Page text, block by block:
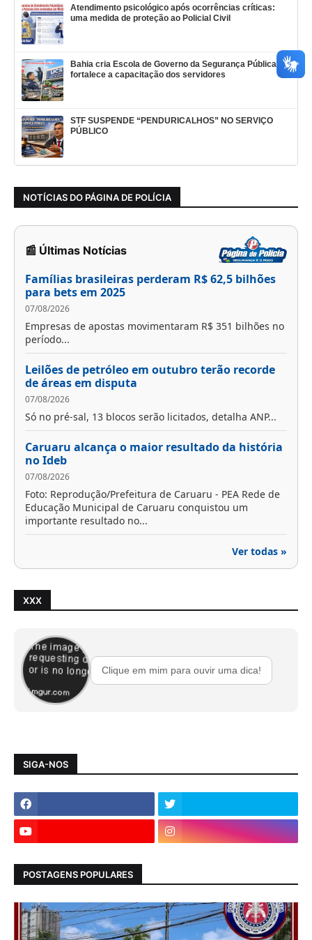
Atendimento psicológico após ocorrências críticas:
uma medida de proteção ao Policial Civil
Bahia cria Escola de Governo da Segurança Pública e
fortalece a capacitação dos servidores
STF SUSPENDE “PENDURICALHOS” NO SERVIÇO
PÚBLICO
NOTÍCIAS DO PÁGINA DE POLÍCIA
📰 Últimas Notícias
Famílias brasileiras perderam R$ 62,5 bilhões
para bets em 2025
07/08/2026
Empresas de apostas movimentaram R$ 351 bilhões no
período...
Leilões de petróleo em outubro terão recorde
de áreas em disputa
07/08/2026
Só no pré-sal, 13 blocos serão licitados, detalha ANP...
Caruaru alcança o maior resultado da história
no Ideb
07/08/2026
Foto: Reprodução/Prefeitura de Caruaru - PEA Rede de
Educação Municipal de Caruaru conquistou um
importante resultado no...
Ver todas »
XXX
Clique em mim para ouvir uma dica!
SIGA-NOS
POSTAGENS POPULARES